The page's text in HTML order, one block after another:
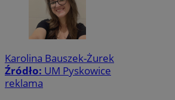
Karolina Bauszek-Żurek
Źródło: UM Pyskowice
reklama